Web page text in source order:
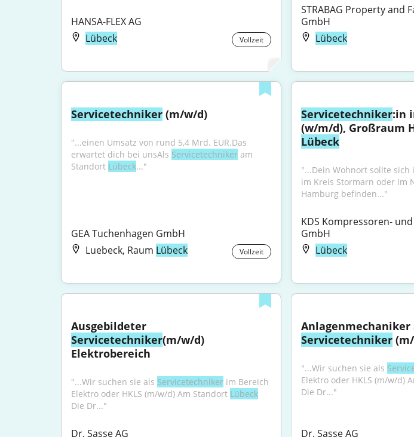
HANSA-FLEX AG
Lübeck
Vollzeit
STRABAG Property and
GmbH
Lübeck
Servicetechniker (m/w/d)
"...einen Umsatz von rund 5,4 Mrd. EUR.Das
erwartet dich bei unsAls Servicetechniker am
Standort Lübeck..."
GEA Tuchenhagen GmbH
Luebeck, Raum Lübeck Vollzeit
Servicetechniker:in
Lübeck
"...Dein Wohnort sollte sich
im Kreis Stormarn oder im
Hamburg befinden..."
KDS Kompressoren-
GmbH
Lübeck
Servicetechniker(m/w/d)
Elektrobereich
"...Wir suchen sie als Servicetechniker im Bereich
Elektro oder HKLS (m/w/d) Am Standort Lübeck
Die Dr..."
Dr. Sasse AG
Servicetechniker
"...Wir suchen sie als
Elektro oder HKLS (m/w/d)
Die Dr..."
Dr. Sasse AG